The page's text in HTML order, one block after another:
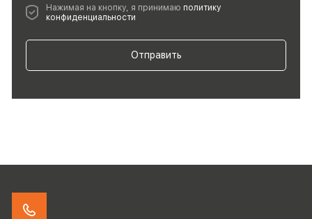
Нажимая на кнопку, я принимаю политику
конфиденциальности
Отправить